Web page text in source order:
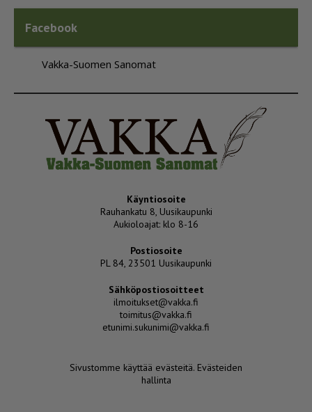
Facebook
Vakka-Suomen Sanomat
Käyntiosoite
Rauhankatu 8, Uusikaupunki
Aukioloajat: klo 8-16
Postiosoite
PL 84, 23501 Uusikaupunki
Sähköpostiosoitteet
ilmoitukset@vakka.fi
toimitus@vakka.fi
etunimi.sukunimi@vakka.fi
Sivustomme käyttää evästeitä. Evästeiden
hallinta